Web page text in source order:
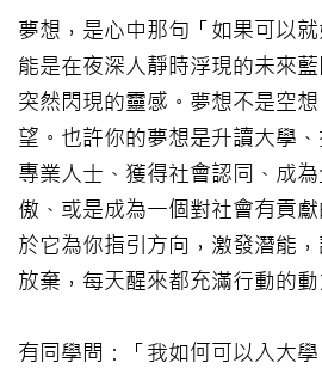
夢想，是心中那句「如果可以
能是在夜深人靜時浮現的未來
突然閃現的靈感。夢想不是空
望。也許你的夢想是升讀大學
專業人士、獲得社會認同、成
傲、或是成為一個對社會有貢
於它為你指引方向，激發潛能
放棄，每天醒來都充滿行動的動
有同學問：「我如何可以入大學